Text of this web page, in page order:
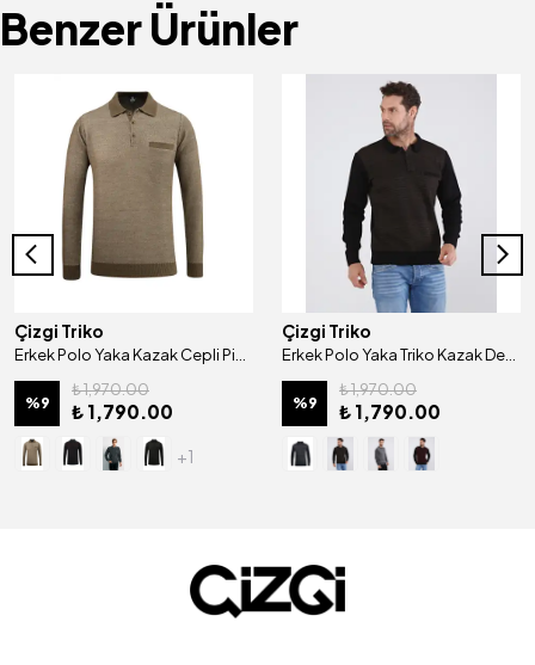
Benzer Ürünler
Çizgi Triko
Erkek Polo Yaka Kazak Cepli Pike Desen Çelik Örgü Klasik Kalıp - 5214F
%9
₺ 1,970.00
₺ 1,790.00
+1
Çizgi Triko
Erkek Polo Yaka Triko Kazak Desenli Kol Ve Bel Lastikli Çelik Örgü Klasik Kalıp - 4603F
%9
₺ 1,970.00
₺ 1,790.00